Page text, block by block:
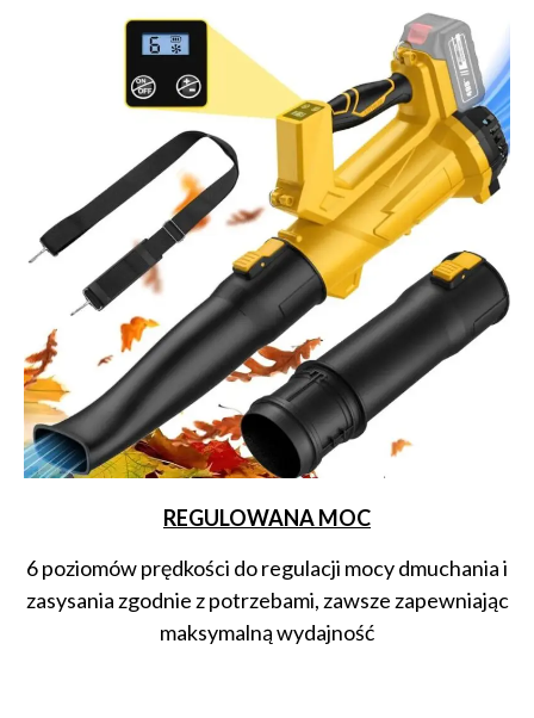
REGULOWANA MOC
6 poziomów prędkości do regulacji mocy dmuchania i
zasysania zgodnie z potrzebami, zawsze zapewniając
maksymalną wydajność